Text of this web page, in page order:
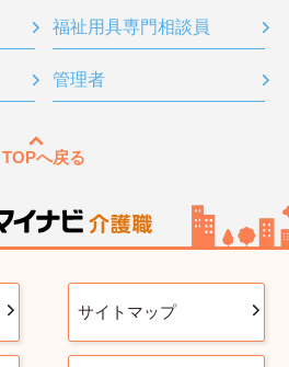
福祉用具専門相談員
管理者
TOPへ戻る
サイトマップ